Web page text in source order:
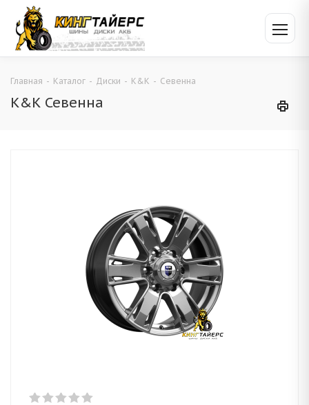
Главная - Каталог - Диски - K&K - Севенна
K&K Севенна